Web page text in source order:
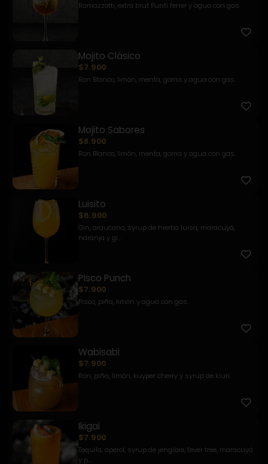
Ramazzotti, extra brut Punti ferrer y agua con gas.
Mojito Clásico
$7.900
Ron Blanco, limón, menta, goma y agua con gas.
Mojito Sabores
$8.900
Ron Blanco, limón, menta, goma y agua con gas.
Luisito
$6.900
Gin, araucano, syrup de hierba luisa, maracuyá,
naranja y gi...
Pisco Punch
$7.900
Pisco, piña, limón y agua con gas.
Wabisabi
$7.900
Ron, piña, limón, kuyper cherry y syrup de kiuri.
Ikigai
$7.900
Tequila, aperol, syrup de jengibre, fever tree, maracuyá
y p...